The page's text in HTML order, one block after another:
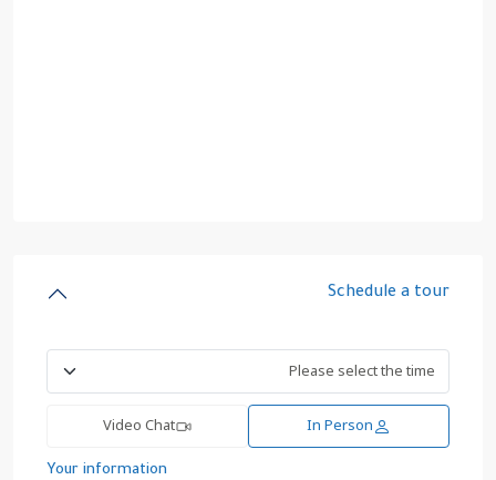
Schedule a tour
In Person
Video Chat
Your information